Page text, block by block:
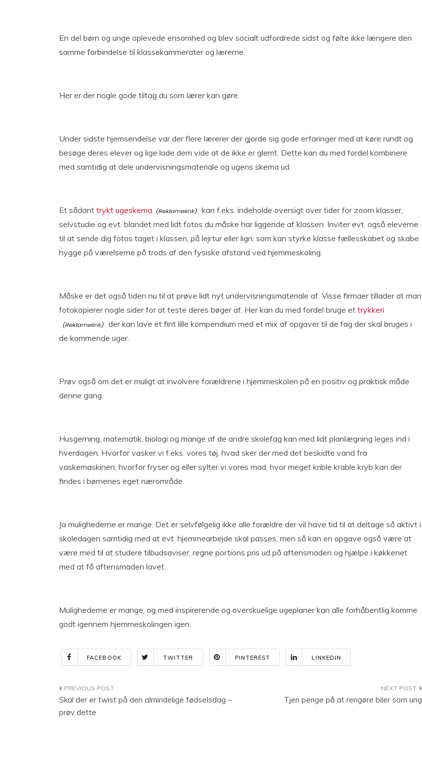
En del børn og unge oplevede ensomhed og blev socialt udfordrede sidst og følte ikke længere den
samme forbindelse til klassekammerater og lærerne.
Her er der nogle gode tiltag du som lærer kan gøre.
Under sidste hjemsendelse var der flere lærerer der gjorde sig gode erfaringer med at køre rundt og
besøge deres elever og lige lade dem vide at de ikke er glemt. Dette kan du med fordel kombinere
med samtidig at dele undervisningsmateriale og ugens skema ud.
Et sådant trykt ugeskema
kan f.eks. indeholde oversigt over tider for zoom klasser,
selvstudie og evt. blandet med lidt fotos du måske har liggende af klassen. Inviter evt. også eleverne
til at sende dig fotos taget i klassen, på lejrtur eller lign. som kan styrke klasse fællesskabet og skabe
hygge på værelserne på trods af den fysiske afstand ved hjemmeskoling.
Måske er det også tiden nu til at prøve lidt nyt undervisningsmateriale af. Visse firmaer tillader at man
fotokopierer nogle sider for at teste deres bøger af. Her kan du med fordel bruge et trykkeri
der kan lave et fint lille kompendium med et mix af opgaver til de fag der skal bruges i
de kommende uger.
Prøv også om det er muligt at involvere forældrene i hjemmeskolen på en positiv og praktisk måde
denne gang.
Husgerning, matematik, biologi og mange af de andre skolefag kan med lidt planlægning leges ind i
hverdagen. Hvorfor vasker vi f.eks. vores tøj, hvad sker der med det beskidte vand fra
vaskemaskinen, hvorfor fryser og eller sylter vi vores mad, hvor meget krible krable kryb kan der
findes i børnenes eget nærområde.
Ja mulighederne er mange. Det er selvfølgelig ikke alle forældre der vil have tid til at deltage så aktivt i
skoledagen samtidig med at evt. hjemmearbejde skal passes, men så kan en opgave også være at
være med til at studere tilbudsaviser, regne portions pris ud på aftensmaden og hjælpe i køkkenet
med at få aftensmaden lavet.
Mulighederne er mange, og med inspirerende og overskuelige ugeplaner kan alle forhåbentlig komme
godt igennem hjemmeskolingen igen.
FACEBOOK TWITTER PINTEREST LINKEDIN
Indlægsnavigation
Skal der er twist på den almindelige fødselsdag –
prøv dette
Tjen penge på at rengøre biler som ung